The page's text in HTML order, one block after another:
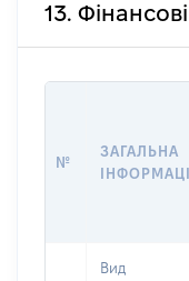
13.
№
ЗАГАЛЬНА
Вид